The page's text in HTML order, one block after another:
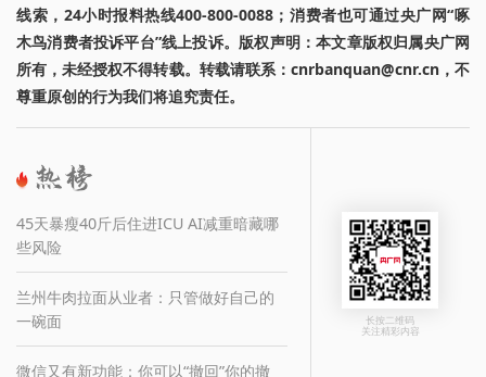
线索，24小时报料热线400-800-0088；消费者也可通过央广网“啄
木鸟消费者投诉平台”线上投诉。版权声明：本文章版权归属央广网
所有，未经授权不得转载。转载请联系：cnrbanquan@cnr.cn，不
尊重原创的行为我们将追究责任。
45天暴瘦40斤后住进ICU AI减重暗藏哪
些风险
兰州牛肉拉面从业者：只管做好自己的
一碗面
微信又有新功能：你可以“撤回”你的撤
长按二维码
关注精彩内容